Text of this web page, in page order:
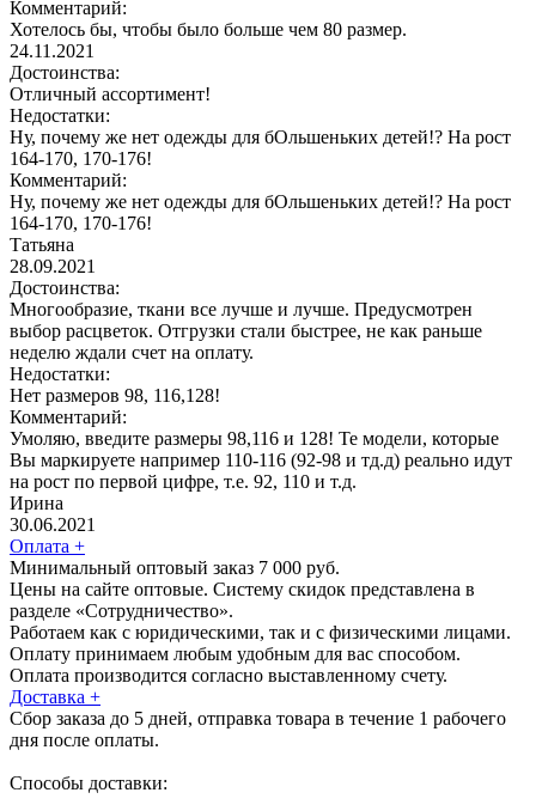
Комментарий:
Хотелось бы, чтобы было больше чем 80 размер.
24.11.2021
Достоинства:
Отличный ассортимент!
Недостатки:
Ну, почему же нет одежды для бОльшеньких детей!? На рост
164-170, 170-176!
Комментарий:
Ну, почему же нет одежды для бОльшеньких детей!? На рост
164-170, 170-176!
Татьяна
28.09.2021
Достоинства:
Многообразие, ткани все лучше и лучше. Предусмотрен
выбор расцветок. Отгрузки стали быстрее, не как раньше
неделю ждали счет на оплату.
Недостатки:
Нет размеров 98, 116,128!
Комментарий:
Умоляю, введите размеры 98,116 и 128! Те модели, которые
Вы маркируете например 110-116 (92-98 и тд.д) реально идут
на рост по первой цифре, т.е. 92, 110 и т.д.
Ирина
30.06.2021
Оплата +
Минимальный оптовый заказ 7 000 руб.
Цены на сайте оптовые. Систему скидок представлена в
разделе «Сотрудничество».
Работаем как с юридическими, так и с физическими лицами.
Оплату принимаем любым удобным для вас способом.
Оплата производится согласно выставленному счету.
Доставка +
Сбор заказа до 5 дней, отправка товара в течение 1 рабочего
дня после оплаты.
Способы доставки: